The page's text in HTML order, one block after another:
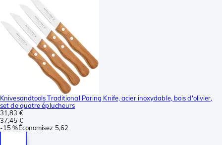
Knivesandtools Traditional Paring Knife, acier inoxydable, bois d'olivier,
set de quatre éplucheurs
31,83 €
37,45 €
-15 %Économisez 5,62